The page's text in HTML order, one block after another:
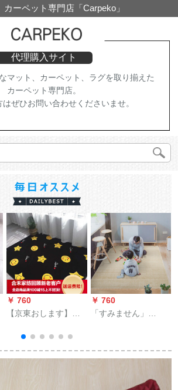
カーペット専門店「Carpeko」
代理購入サイト
マット、カーペット、ラグを取り揃えた
カーペット専門店。
ぜひお問い合わせくださいませ。
￥ 760
【京東おします】洋
間カーンペリズム幾
何学アニメー滑り止
￥ 760
「すみません」
寝室にカーリングが